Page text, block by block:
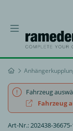
Fahrzeug
Fahrzeug
Art-Nr.: 202438-36675-